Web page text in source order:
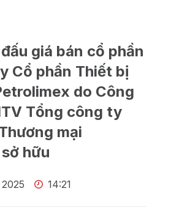
giá bán cổ phần
Cổ phần Thiết bị
do Công
Tổng công ty
mại
hữu
14:21